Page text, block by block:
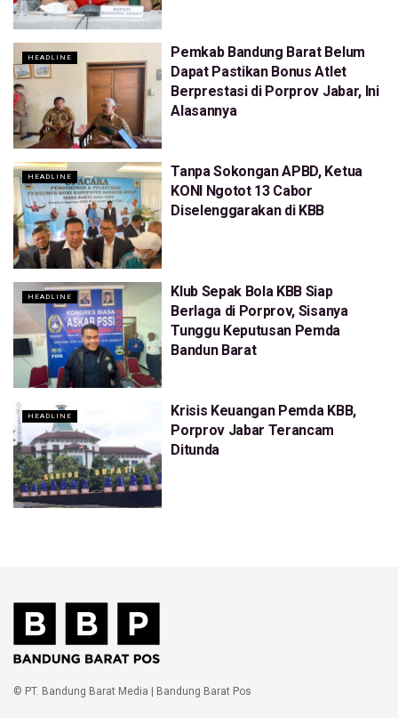
HEADLINE
Pemkab Bandung Barat Belum
Dapat Pastikan Bonus Atlet
Berprestasi di Porprov Jabar, Ini
Alasannya
HEADLINE
Tanpa Sokongan APBD, Ketua
KONI Ngotot 13 Cabor
Diselenggarakan di KBB
HEADLINE
Klub Sepak Bola KBB Siap
Berlaga di Porprov, Sisanya
Tunggu Keputusan Pemda
Bandun Barat
HEADLINE
Krisis Keuangan Pemda KBB,
Porprov Jabar Terancam
Ditunda
© PT. Bandung Barat Media | Bandung Barat Pos